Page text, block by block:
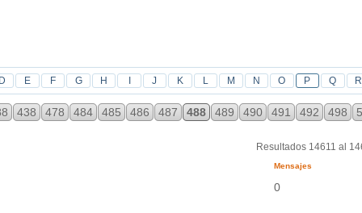
D E F G H J K L M N O P Q R
438 478 484 485 486 487 488 489 490 491 492 498
Resultados 14611 al
Mensajes
0